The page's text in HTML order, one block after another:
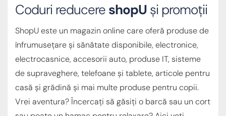
Coduri reducere shopU și promoții
ShopU este un magazin online care oferă produse de
înfrumusețare și sănătate disponibile, electronice,
electrocasnice, accesorii auto, produse IT, sisteme
de supraveghere, telefoane și tablete, articole pentru
casă și grădină și mai multe produse pentru copii.
Vrei aventura? Încercați să găsiți o barcă sau un cort